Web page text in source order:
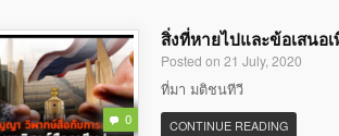
0
สิ่งที่หายไปและข้อเสนอ
Posted on 21 July, 2020
ที่มา มติชนทีวี
CONTINUE READING